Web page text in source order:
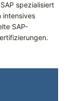
spezialisiert
intensives
SAP-